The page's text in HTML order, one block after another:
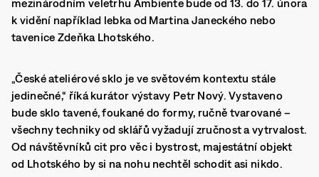
mezinárodním veletrhu Ambiente bude od 13. do 17. února
k vidění například lebka od Martina Janeckého nebo
tavenice Zdeňka Lhotského.
„České ateliérové sklo je ve světovém kontextu stále
jedinečné,“ říká kurátor výstavy Petr Nový. Vystaveno
bude sklo tavené, foukané do formy, ručně tvarované –
všechny techniky od sklářů vyžadují zručnost a vytrvalost.
Od návštěvníků cit pro věc i bystrost, majestátní objekt
od Lhotského by si na nohu nechtěl schodit asi nikdo.